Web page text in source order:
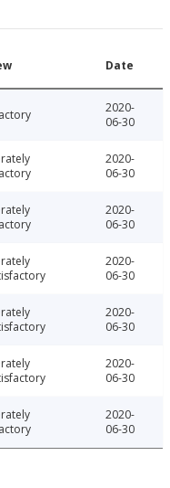
Date
2020-
06-30
2020-
06-30
2020-
06-30
2020-
06-30
2020-
06-30
2020-
06-30
2020-
06-30